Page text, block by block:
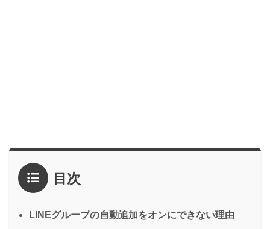
目次
LINEグループの自動追加をオンにできない理由